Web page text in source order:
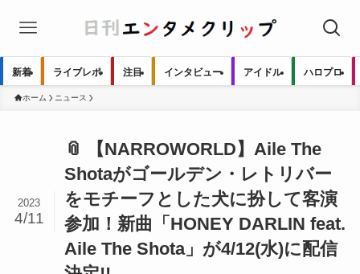
新着 ライブレポ 注目 インタビュー アイドル ハロプロ
ホーム ニュース
📎 【NARROWORLD】Aile The
Shotaがゴールデン・レトリバー
をモチーフとした犬に扮して客演
参加！新曲「HONEY DARLIN feat.
Aile The Shota」が4/12(水)に配信
2023
4/11